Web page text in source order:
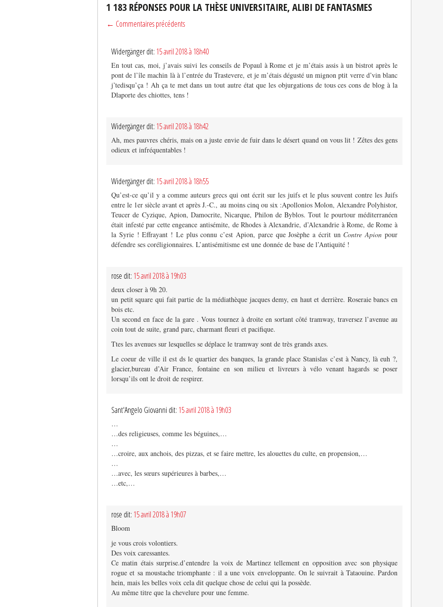
1 183 RÉPONSES POUR LA THÈSE UNIVERSITAIRE, ALIBI DE FANTASMES
← Commentaires précédents
Widergänger dit: 15 avril 2018 à 18h40
En tout cas, moi, j’avais suivi les conseils de Popaul à Rome et je m’étais assis à un bistrot après le
pont de l’île machin là à l’entrée du Trastevere, et je m’étais dégusté un mignon ptit verre d’vin blanc
j’tedisqu’ça ! Ah ça te met dans un tout autre état que les objurgations de tous ces cons de blog à la
Dlaporte des chiottes, tens !
Widergänger dit: 15 avril 2018 à 18h42
Ah, mes pauvres chéris, mais on a juste envie de fuir dans le désert quand on vous lit ! Zêtes des gens
odieux et infréquentables !
Widergänger dit: 15 avril 2018 à 18h55
Qu’est-ce qu’il y a comme auteurs grecs qui ont écrit sur les juifs et le plus souvent contre les Juifs
entre le 1er siècle avant et après J.-C., au moins cinq ou six :Apollonios Molon, Alexandre Polyhistor,
Teucer de Cyzique, Apion, Damocrite, Nicarque, Philon de Byblos. Tout le pourtour méditerranéen
était infesté par cette engeance antisémite, de Rhodes à Alexandrie, d’Alexandrie à Rome, de Rome à
la Syrie ! Effrayant ! Le plus connu c’est Apion, parce que Josèphe a écrit un Contre Apion pour
défendre ses coréligionnaires. L’antisémitisme est une donnée de base de l’Antiquité !
rose dit: 15 avril 2018 à 19h03
deux closer à 9h 20.
un petit square qui fait partie de la médiathèque jacques demy, en haut et derrière. Roseraie bancs en
bois etc.
Un second en face de la gare . Vous tournez à droite en sortant côté tramway, traversez l’avenue au
coin tout de suite, grand parc, charmant fleuri et pacifique.
Ttes les avenues sur lesquelles se déplace le tramway sont de très grands axes.
Le coeur de ville il est ds le quartier des banques, la grande place Stanislas c’est à Nancy, là euh ?,
glacier,bureau d’Air France, fontaine en son milieu et livreurs à vélo venant hagards se poser
lorsqu’ils ont le droit de respirer.
Sant'Angelo Giovanni dit: 15 avril 2018 à 19h03
…
…des religieuses, comme les béguines,…
…
…croire, aux anchois, des pizzas, et se faire mettre, les alouettes du culte, en propension,…
…
…avec, les sœurs supérieures à barbes,…
…etc,…
rose dit: 15 avril 2018 à 19h07
Bloom
je vous crois volontiers.
Des voix caressantes.
Ce matin étais surprise.d’entendre la voix de Martinez tellement en opposition avec son physique
rogue et sa moustache triomphante : il a une voix enveloppante. On le suivrait à Tataouine. Pardon
hein, mais les belles voix cela dit quelque chose de celui qui la possède.
Au même titre que la chevelure pour une femme.